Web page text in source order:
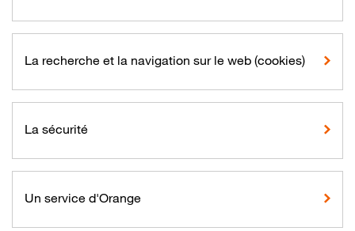
La recherche et la navigation sur le web (cookies)
La sécurité
Un service d'Orange